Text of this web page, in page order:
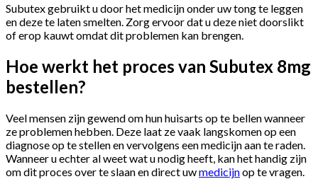
Subutex gebruikt u door het medicijn onder uw tong te leggen
en deze te laten smelten. Zorg ervoor dat u deze niet doorslikt
of erop kauwt omdat dit problemen kan brengen.
Hoe werkt het proces van Subutex 8mg
bestellen?
Veel mensen zijn gewend om hun huisarts op te bellen wanneer
ze problemen hebben. Deze laat ze vaak langskomen op een
diagnose op te stellen en vervolgens een medicijn aan te raden.
Wanneer u echter al weet wat u nodig heeft, kan het handig zijn
om dit proces over te slaan en direct uwmedicijnop te vragen.